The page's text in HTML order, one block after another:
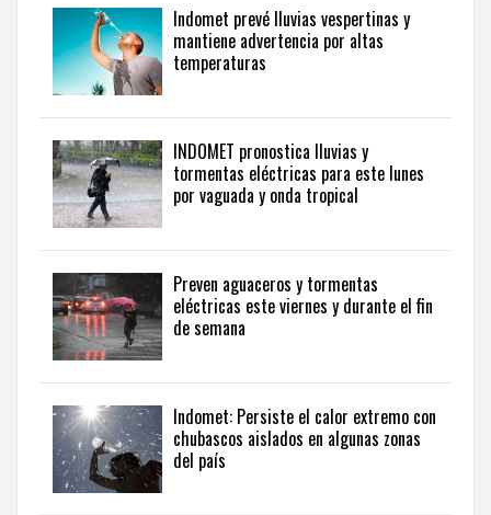
Indomet prevé lluvias vespertinas y
mantiene advertencia por altas
temperaturas
INDOMET pronostica lluvias y
tormentas eléctricas para este lunes
por vaguada y onda tropical
Preven aguaceros y tormentas
eléctricas este viernes y durante el fin
de semana
Indomet: Persiste el calor extremo con
chubascos aislados en algunas zonas
del país